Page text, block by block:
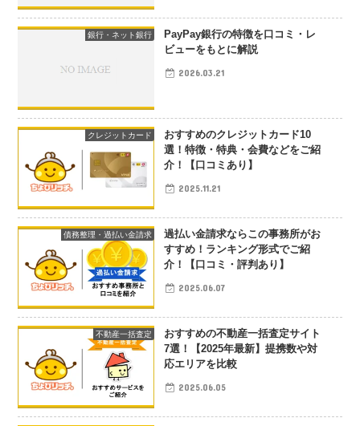
銀行・ネット銀行
PayPay銀行の特徴を口コミ・レ
ビューをもとに解説
2026.03.21
クレジットカード
おすすめのクレジットカード10
選！特徴・特典・会費などをご紹
介！【口コミあり】
2025.11.21
債務整理・過払い金請求
過払い金請求ならこの事務所がお
すすめ！ランキング形式でご紹
介！【口コミ・評判あり】
2025.06.07
不動産一括査定
おすすめの不動産一括査定サイト
7選！【2025年最新】提携数や対
応エリアを比較
2025.06.05